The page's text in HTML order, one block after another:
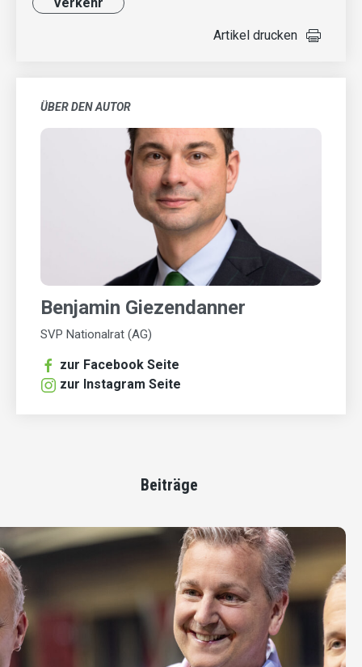
Artikel drucken
ÜBER DEN AUTOR
Benjamin Giezendanner
SVP Nationalrat (AG)
zur Facebook Seite
zur Instagram Seite
Beiträge